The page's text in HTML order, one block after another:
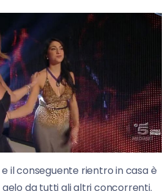
il conseguente rientro in casa è
da tutti gli altri concorrenti.